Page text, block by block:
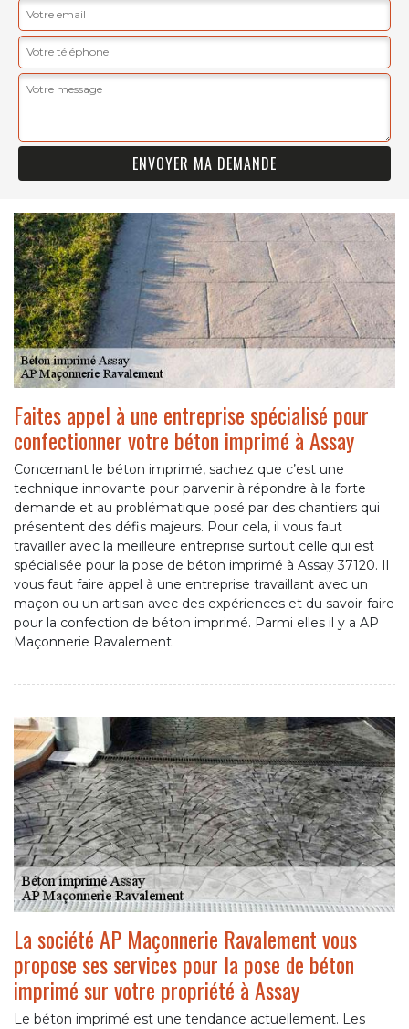
Faites appel à une entreprise spécialisé pour
confectionner votre béton imprimé à Assay
Concernant le béton imprimé, sachez que c’est une
technique innovante pour parvenir à répondre à la forte
demande et au problématique posé par des chantiers qui
présentent des défis majeurs. Pour cela, il vous faut
travailler avec la meilleure entreprise surtout celle qui est
spécialisée pour la pose de béton imprimé à Assay 37120. Il
vous faut faire appel à une entreprise travaillant avec un
maçon ou un artisan avec des expériences et du savoir-faire
pour la confection de béton imprimé. Parmi elles il y a AP
Maçonnerie Ravalement.
La société AP Maçonnerie Ravalement vous
propose ses services pour la pose de béton
imprimé sur votre propriété à Assay
Le béton imprimé est une tendance actuellement. Les